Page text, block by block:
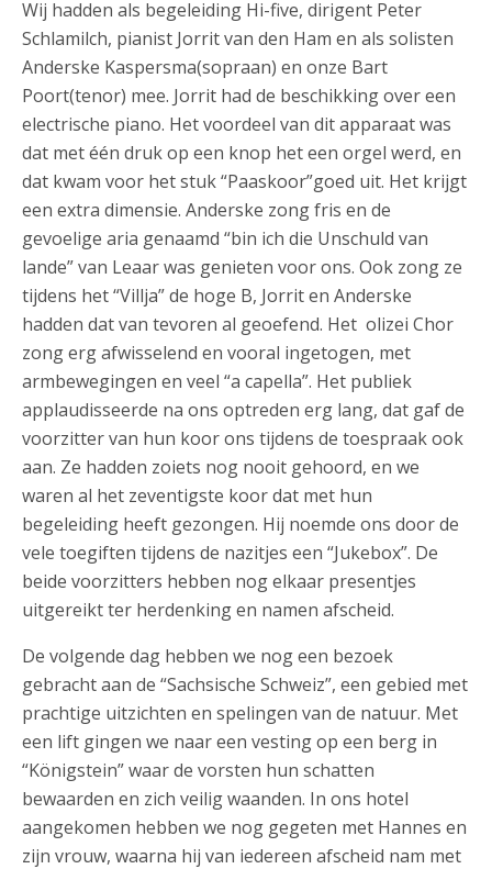
Wij hadden als begeleiding Hi-five, dirigent Peter
Schlamilch, pianist Jorrit van den Ham en als solisten
Anderske Kaspersma(sopraan) en onze Bart
Poort(tenor) mee. Jorrit had de beschikking over een
electrische piano. Het voordeel van dit apparaat was
dat met één druk op een knop het een orgel werd, en
dat kwam voor het stuk “Paaskoor”goed uit. Het krijgt
een extra dimensie. Anderske zong fris en de
gevoelige aria genaamd “bin ich die Unschuld van
lande” van Leaar was genieten voor ons. Ook zong ze
tijdens het “Villja” de hoge B, Jorrit en Anderske
hadden dat van tevoren al geoefend. Het olizei Chor
zong erg afwisselend en vooral ingetogen, met
armbewegingen en veel “a capella”. Het publiek
applaudisseerde na ons optreden erg lang, dat gaf de
voorzitter van hun koor ons tijdens de toespraak ook
aan. Ze hadden zoiets nog nooit gehoord, en we
waren al het zeventigste koor dat met hun
begeleiding heeft gezongen. Hij noemde ons door de
vele toegiften tijdens de nazitjes een “Jukebox”. De
beide voorzitters hebben nog elkaar presentjes
uitgereikt ter herdenking en namen afscheid.
De volgende dag hebben we nog een bezoek
gebracht aan de “Sachsische Schweiz”, een gebied met
prachtige uitzichten en spelingen van de natuur. Met
een lift gingen we naar een vesting op een berg in
“Königstein” waar de vorsten hun schatten
bewaarden en zich veilig waanden. In ons hotel
aangekomen hebben we nog gegeten met Hannes en
zijn vrouw, waarna hij van iedereen afscheid nam met